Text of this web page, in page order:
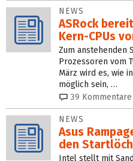
NEWS
ASRock
Kern-CPUs
Zum anstehenden
Prozessoren vom
März wird es, wie
möglich sein, …
39 Kommentare
NEWS
Asus
den
Intel stellt mit